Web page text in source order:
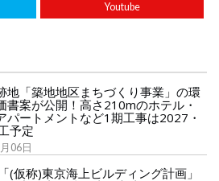
Youtube
地「築地地区まちづくり事業」の環
書案が公開！高さ210mのホテル・
パートメントなど1期工事は2027・
予定
06日
(仮称)東京海上ビルディング計画」